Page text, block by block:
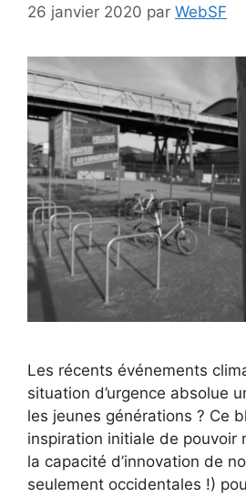
26 janvier 2020 par WebSF
Les récents événements
situation d’urgence absolue
les jeunes générations ? Ce
inspiration initiale de pouvoir
la capacité d’innovation de
seulement occidentales !)